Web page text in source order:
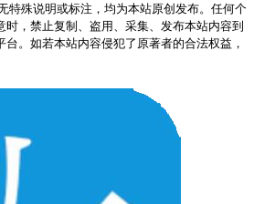
特殊说明或标注，均为本站原创发布。任何个
时，禁止复制、盗用、采集、发布本站内容到
。如若本站内容侵犯了原著者的合法权益，